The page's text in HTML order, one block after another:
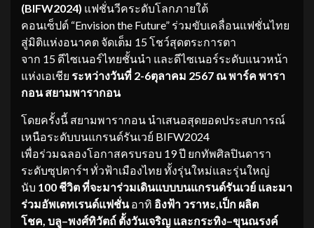
(BIFW2024) แฟชั่นวีคระดับโลกภายใต้
คอนเซ็ปต์ “Envision the Future” ร่วมขับเคลื่อนแฟชั่นไทย
สู่มิติแห่งอนาคต จัดเต็ม 15 โชว์สุดตระการตา
จาก 15 ดีไซเนอร์ไทยชั้นนำ และดีไซเนอร์ระดับแนวหน้า
แห่งเอเชีย ระหว่างวันที่ 2-6ตุลาคม 2567 ณ พาร์ค พารา
กอนสยามพารากอน
โดยครั้งนี้ สยามพารากอน นำเสนอสุดยอดประสบการณ์
เหนือระดับบนแกรนด์รันเวย์ BIFW2024
เพื่อร่วมฉลองโอกาสครบรอบ 19 ปี ยกทัพศิลปินดารา
ระดับซุปตาร์ฯ ทั่วฟ้าเมืองไทย ทั้งรุ่นใหม่และรุ่นใหญ่
นับ 100 ชีวิตที่จะมาร่วมเดินแบบบนแกรนด์รันเวย์ และมา
ร่วมอัพเดทเรนด์แฟชั่น อาทิ อิงฟ้า วราหะ เป็ก ผลิต
โชค, บล–พงศ์ทิวัตถ์ ตั้งวันเจริญ และกระทิง–ขุนณรงค์